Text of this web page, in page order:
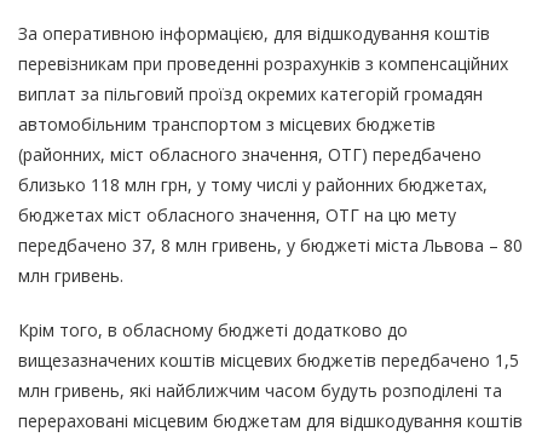
За оперативною інформацією, для відшкодування коштів
перевізникам при проведенні розрахунків з компенсаційних
виплат за пільговий проїзд окремих категорій громадян
автомобільним транспортом з місцевих бюджетів
(районних, міст обласного значення, ОТГ) передбачено
близько 118 млн грн, у тому числі у районних бюджетах,
бюджетах міст обласного значення, ОТГ на цю мету
передбачено 37, 8 млн гривень, у бюджеті міста Львова – 80
млн гривень.
Крім того, в обласному бюджеті додатково до
вищезазначених коштів місцевих бюджетів передбачено 1,5
млн гривень, які найближчим часом будуть розподілені та
перераховані місцевим бюджетам для відшкодування коштів